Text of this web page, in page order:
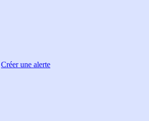
Créer une alerte